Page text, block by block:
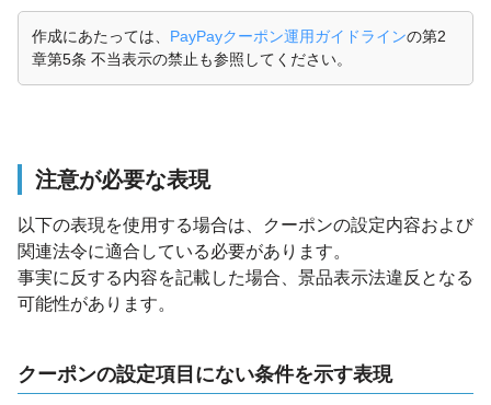
作成にあたっては、 PayPayクーポン運用ガイドラインの第2
章第5条 不当表示の禁止も参照してください。
注意が必要な表現
以下の表現を使用する場合は、クーポンの設定内容および
関連法令に適合している必要があります。
事実に反する内容を記載した場合、景品表示法違反となる
可能性があります。
クーポンの設定項目にない条件を示す表現